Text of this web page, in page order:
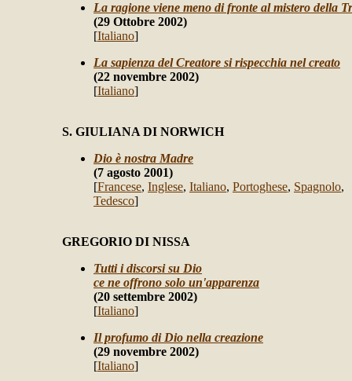
La ragione viene meno di fronte al mistero della
(29 Ottobre 2002)
[Italiano]
La sapienza del Creatore si rispecchia nel creato
(22 novembre 2002)
[Italiano]
S. GIULIANA DI NORWICH
Dio è nostra Madre
(7 agosto 2001)
[Francese, Inglese, Italiano, Portoghese, Spagnolo,
Tedesco]
GREGORIO DI NISSA
Tutti i discorsi su Dio
ce ne offrono solo un'apparenza
(20 settembre 2002)
[Italiano]
Il profumo di Dio nella creazione
(29 novembre 2002)
[Italiano]